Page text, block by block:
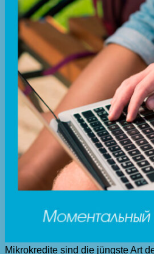
Mikrokredite sind die jüngste Art